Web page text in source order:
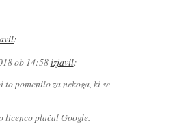
:
ob 14:58izjavil:
pomenilo za nekoga, ki se
licenco plačal Google.